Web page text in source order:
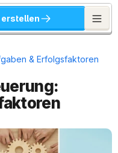
& Erfolgsfaktoren